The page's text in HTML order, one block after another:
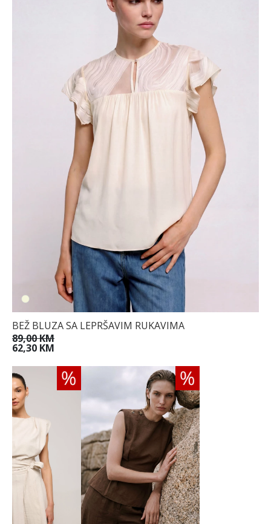
BEŽ BLUZA SA LEPRŠAVIM RUKAVIMA
89,00 KM
62,30 KM